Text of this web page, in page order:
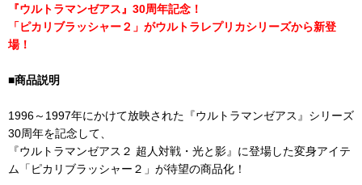
『ウルトラマンゼアス』30周年記念！
「ピカリブラッシャー２」がウルトラレプリカシリーズから新登
場！
■商品説明
1996～1997年にかけて放映された『ウルトラマンゼアス』シリーズ
30周年を記念して、
『ウルトラマンゼアス２ 超人対戦・光と影』に登場した変身アイテ
ム「ピカリブラッシャー２」が待望の商品化！